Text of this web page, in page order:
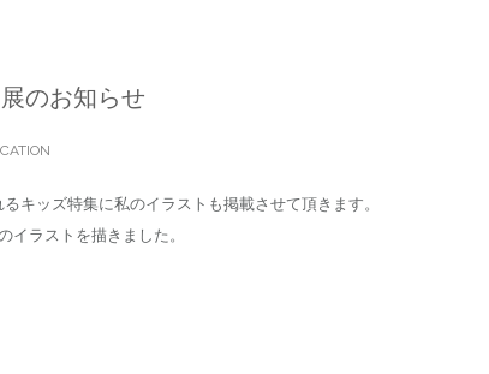
のお知らせ
キッズ特集に私のイラストも掲載させて頂きます。
イラストを描きました。